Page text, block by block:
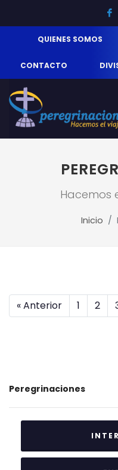
QUIENES SOMOS
CONTACTO
Hacemos
Inicio
« Anterior 1 2
Peregrinaciones